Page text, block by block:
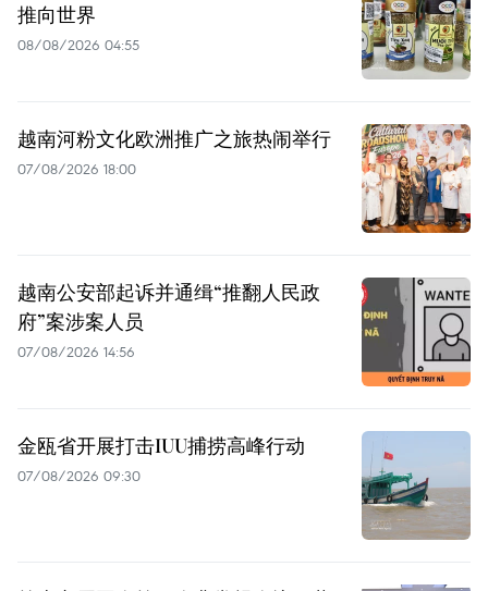
推向世界
08/08/2026 04:55
越南河粉文化欧洲推广之旅热闹举行
07/08/2026 18:00
越南公安部起诉并通缉“推翻人民政
府”案涉案人员
07/08/2026 14:56
金瓯省开展打击IUU捕捞高峰行动
07/08/2026 09:30